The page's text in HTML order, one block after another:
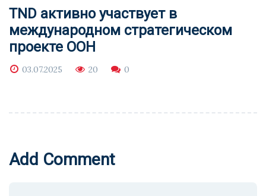
TND активно участвует в
международном стратегическом
проекте ООН
03.07.2025 20 0
Add Comment